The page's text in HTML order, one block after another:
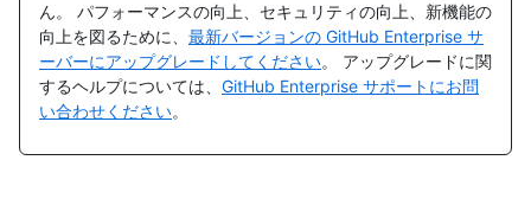
ん。 パフォーマンスの向上、セキュリティの向上、新機能の
向上を図るために、 最新バージョンの GitHub Enterprise サ
ーバーにアップグレードしてください。 アップグレードに関
するヘルプについては、 GitHub Enterprise サポートにお問
い合わせください。